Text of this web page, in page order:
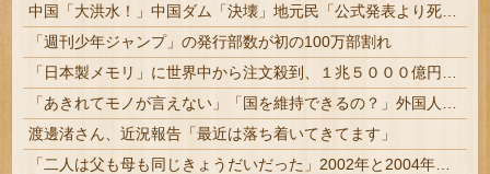
「週刊少年ジャンプ」の発行部数が初の100万部割れ
渡邊渚さん、近況報告「最近は落ち着いてきてます」